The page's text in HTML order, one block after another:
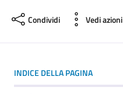
Condividi Vedi azioni
INDICE DELLA PAGINA